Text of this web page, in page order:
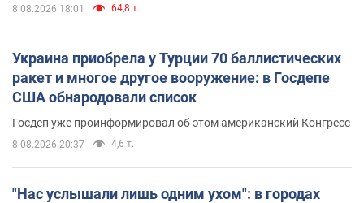
8.08.2026 18:01 64,8 т.
Украина приобрела у Турции 70 баллистических
ракет и многое другое вооружение: в Госдепе
США обнародовали список
Госдеп уже проинформировал об этом американский Конгресс
8.08.2026 20:37 4,6 т.
"Нас услышали лишь одним ухом": в городах